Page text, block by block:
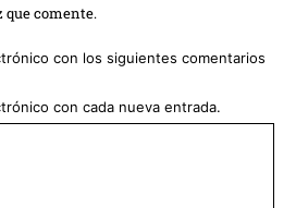
que comente.
con los siguientes comentarios
con cada nueva entrada.